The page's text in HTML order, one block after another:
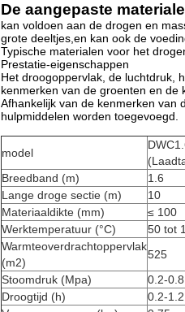
De aangepaste
kan voldoen aan de drogen en
grote deeltjes,en kan ook de
Typische materialen voor het
Prestatie-eigenschappen
Het droogoppervlak, de luchtdruk,
kenmerken van de groenten en de
Afhankelijk van de kenmerken van
hulpmiddelen worden toegevoegd.
model
Breedband (m)
1.6
Lange droge sectie (m)
10
Materiaaldikte (mm)
≤ 100
Werktemperatuur (°C)
50 tot
Warmteoverdrachtoppervlak
(m2)
525
Stoomdruk (Mpa)
0.2-0.8
Droogtijd (h)
0.2-1.2